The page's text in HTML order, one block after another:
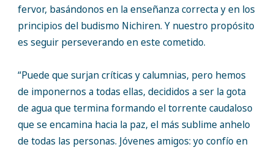
fervor, basándonos en la enseñanza correcta y en los
principios del budismo Nichiren. Y nuestro propósito
es seguir perseverando en este cometido.
“Puede que surjan críticas y calumnias, pero hemos
de imponernos a todas ellas, decididos a ser la gota
de agua que termina formando el torrente caudaloso
que se encamina hacia la paz, el más sublime anhelo
de todas las personas. Jóvenes amigos: yo confío en